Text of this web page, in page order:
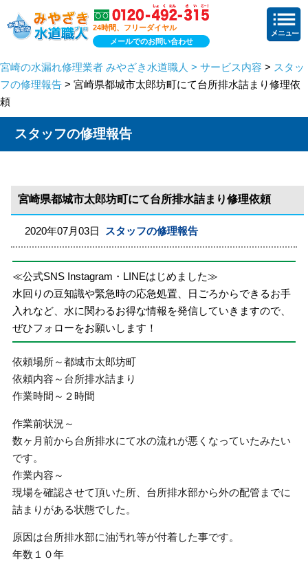
24時間、フリーダイヤル
メールでのお問い合わせ
宮崎の水漏れ修理業者 みやざき水道職人 > サービス内容 > スタッ
フの修理報告 > 宮崎県都城市太郎坊町にて台所排水詰まり修理依
頼
スタッフの修理報告
宮崎県都城市太郎坊町にて台所排水詰まり修理依頼
2020年07月03日 スタッフの修理報告
≪公式SNS Instagram・LINEはじめました≫
水回りの豆知識や緊急時の応急処置、日ごろからできるお手
入れなど、水に関わるお得な情報を発信していきますので、
ぜひフォローをお願いします！
依頼場所～都城市太郎坊町
依頼内容～台所排水詰まり
作業時間～２時間
作業前状況～
数ヶ月前から台所排水にて水の流れが悪くなっていたみたい
です。
作業内容～
現場を確認させて頂いた所、台所排水部から外の配管までに
詰まりがある状態でした。
原因は台所排水部に油汚れ等が付着した事です。
年数１０年